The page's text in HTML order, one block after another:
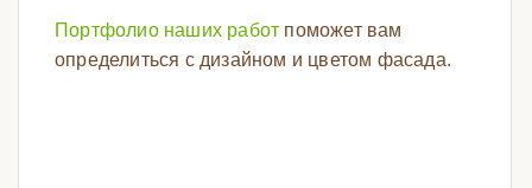
Портфолио наших работ поможет вам
определиться с дизайном и цветом фасада.